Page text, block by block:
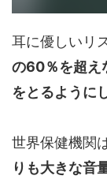
耳に優しいリ
の60％を超え
をとるように
世界保健機関は
りも大きな音